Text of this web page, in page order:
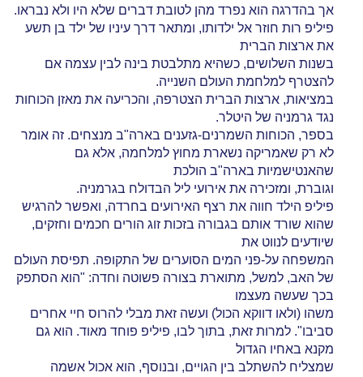
אך בהדרגה הוא נפרד מהן לטובת דברים שלא היו ולא נבראו.
פיליפ רות חוזר אל ילדותו, ומתאר דרך עיניו של ילד בן תשע
את ארצות הברית
בשנות השלושים, כשהיא מתלבטת בינה לבין עצמה אם
להצטרף למלחמת העולם השנייה.
במציאות, ארצות הברית הצטרפה, והכריעה את מאזן הכוחות
נגד גרמניה של היטלר.
בספר, הכוחות השמרנים-גזענים בארה"ב מנצחים. זה אומר
לא רק שאמריקה נשארת מחוץ למלחמה, אלא גם
שהאנטישמיות בארה"ב הולכת
וגוברת, ומזכירה את אירועי ליל הבדולח בגרמניה.
פיליפ הילד חווה את רצף האירועים בחרדה, ואפשר להרגיש
שהוא שורד אותם בגבורה בזכות זוג הורים חכמים וחזקים,
שיודעים לנווט את
המשפחה על-פני המים הסוערים של התקופה. תפיסת העולם
של האב, למשל, מתוארת בצורה פשוטה וחדה: "הוא הסתפק
בכך שעשה מעצמו
משהו (ולאו דווקא הכול) ועשה זאת מבלי להרוס חיי אחרים
סביבו". למרות זאת, בתוך לבו, פיליפ פוחד מאוד. הוא גם
מקנא באחיו הגדול
שמצליח להשתלב בין הגויים, ובנוסף, הוא אכול אשמה